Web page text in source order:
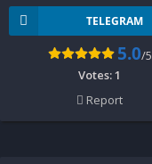
TELEGRAM
5.0/5
Votes:1
Report